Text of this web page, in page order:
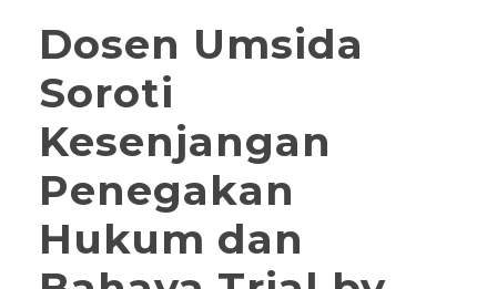
Dosen Umsida
Soroti
Kesenjangan
Penegakan
Hukum dan